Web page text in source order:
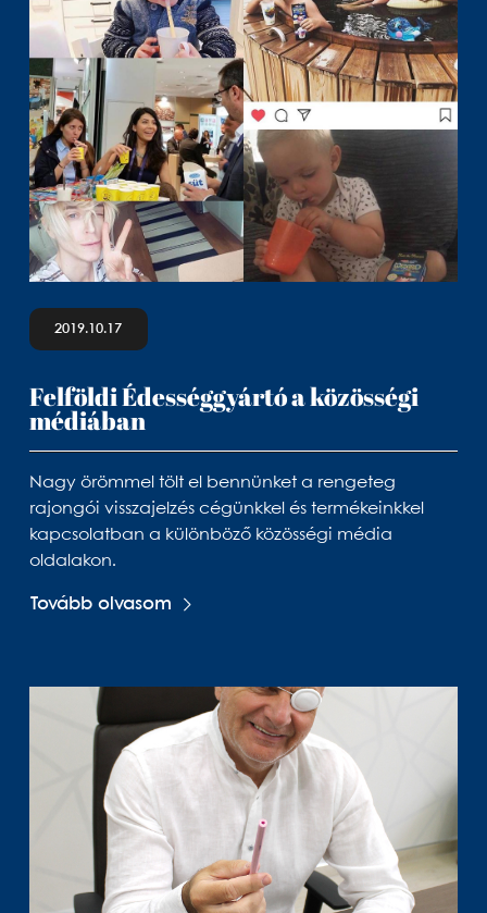
2019.10.17
Felföldi Édességgyártó a közösségi
médiában
Nagy örömmel tölt el bennünket a rengeteg
rajongói visszajelzés cégünkkel és termékeinkkel
kapcsolatban a különböző közösségi média
oldalakon.
Tovább olvasom